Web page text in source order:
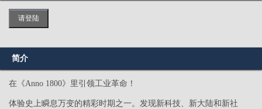
请登陆
简介
在《Anno 1800》里引领工业革命！
体验史上瞬息万变的精彩时期之一。发现新科技、新大陆和新社